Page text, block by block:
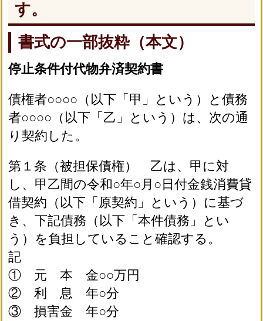
す。
書式の一部抜粋（本文）
停止条件付代物弁済契約書
債権者○○○○（以下「甲」という）と債務
者○○○○（以下「乙」という）は、次の通
り契約した。
第１条（被担保債権） 乙は、甲に対
し、甲乙間の令和○年○月○日付金銭消費貸
借契約（以下「原契約」という）に基づ
き、下記債務（以下「本件債務」とい
う）を負担していること確認する。
記
① 元 本 金○○万円
② 利 息 年○分
③ 損害金 年○分